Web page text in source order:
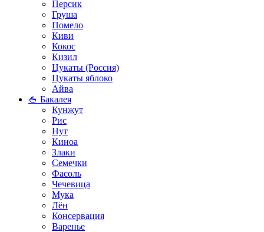
Персик
Груша
Помело
Киви
Кокос
Кизил
Цукаты (Россия)
Цукаты яблоко
Айва
🍚 Бакалея
Кунжут
Рис
Нут
Киноа
Злаки
Семечки
Фасоль
Чечевица
Мука
Лён
Консервация
Варенье